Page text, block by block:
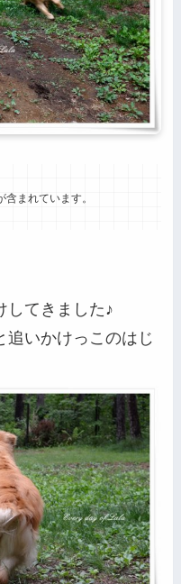
まれています。
してきました♪
追いかけっこのはじ